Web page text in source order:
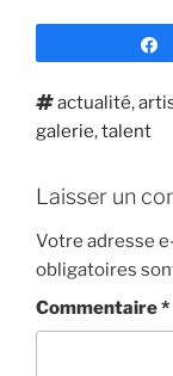
Étiquettes
actualité,
galerie,talent
Laisser un
Votre adresse
obligatoires
Commentaire*